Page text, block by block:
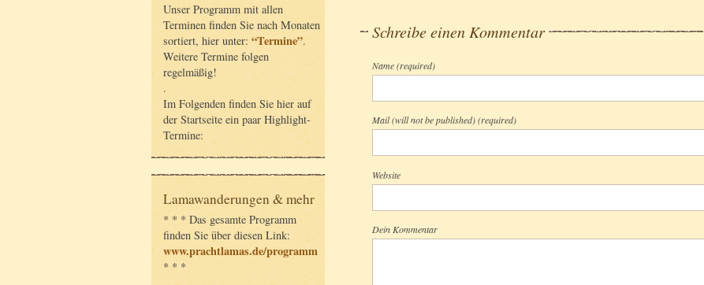
Unser Programm mit allen
Terminen finden Sie nach Monaten
sortiert, hier unter: “Termine”.
Weitere Termine folgen
regelmäßig!
.
Im Folgenden finden Sie hier auf
der Startseite ein paar Highlight-
Termine:
Lamawanderungen & mehr
* * * Das gesamte Programm
finden Sie über diesen Link:
www.prachtlamas.de/programm
* * *
Schreibe einen Kommentar
Name(required)
Mail (will not be published) (required)
Website
Dein Kommentar